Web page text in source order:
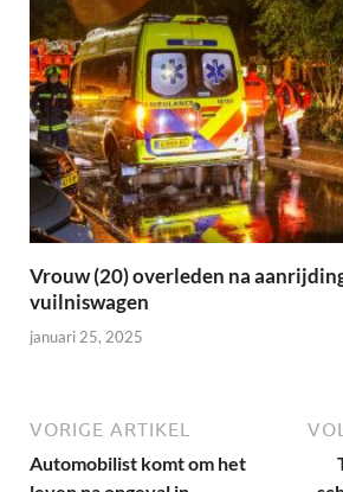
Vrouw (20) overleden na
vuilniswagen
januari 25, 2025
VORIGE ARTIKEL
Automobilist komt om het